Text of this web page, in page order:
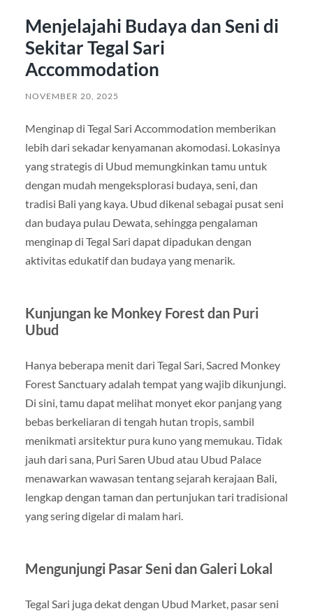
Menjelajahi Budaya dan Seni di
Sekitar Tegal Sari
Accommodation
NOVEMBER 20, 2025
Menginap di Tegal Sari Accommodation memberikan
lebih dari sekadar kenyamanan akomodasi. Lokasinya
yang strategis di Ubud memungkinkan tamu untuk
dengan mudah mengeksplorasi budaya, seni, dan
tradisi Bali yang kaya. Ubud dikenal sebagai pusat seni
dan budaya pulau Dewata, sehingga pengalaman
menginap di Tegal Sari dapat dipadukan dengan
aktivitas edukatif dan budaya yang menarik.
Kunjungan ke Monkey Forest dan Puri
Ubud
Hanya beberapa menit dari Tegal Sari, Sacred Monkey
Forest Sanctuary adalah tempat yang wajib dikunjungi.
Di sini, tamu dapat melihat monyet ekor panjang yang
bebas berkeliaran di tengah hutan tropis, sambil
menikmati arsitektur pura kuno yang memukau. Tidak
jauh dari sana, Puri Saren Ubud atau Ubud Palace
menawarkan wawasan tentang sejarah kerajaan Bali,
lengkap dengan taman dan pertunjukan tari tradisional
yang sering digelar di malam hari.
Mengunjungi Pasar Seni dan Galeri Lokal
Tegal Sari juga dekat dengan Ubud Market, pasar seni